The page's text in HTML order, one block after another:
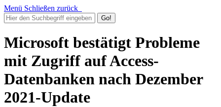
Menü Schließen zurück
Microsoft bestätigt Probleme
mit Zugriff auf Access-
Datenbanken nach Dezember
2021-Update